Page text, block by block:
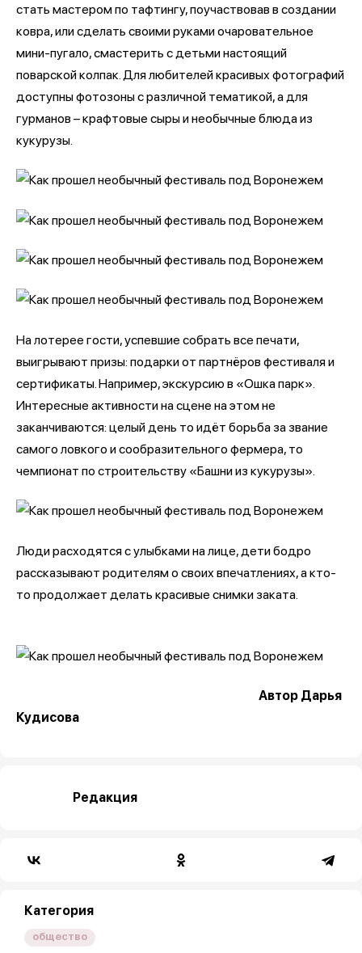
стать мастером по тафтингу, поучаствовав в создании
ковра, или сделать своими руками очаровательное
мини-пугало, смастерить с детьми настоящий
поварской колпак. Для любителей красивых фотографий
доступны фотозоны с различной тематикой, а для
гурманов – крафтовые сыры и необычные блюда из
кукурузы.
На лотерее гости, успевшие собрать все печати,
выигрывают призы: подарки от партнёров фестиваля и
сертификаты. Например, экскурсию в «Ошка парк».
Интересные активности на сцене на этом не
заканчиваются: целый день то идёт борьба за звание
самого ловкого и сообразительного фермера, то
чемпионат по строительству «Башни из кукурузы».
Люди расходятся с улыбками на лице, дети бодро
рассказывают родителям о своих впечатлениях, а кто-
то продолжает делать красивые снимки заката.
Автор Дарья
Кудисова
Редакция
Категория
общество